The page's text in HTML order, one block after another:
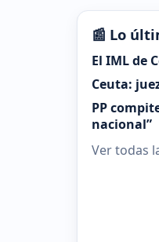
📰 Lo
El IML de
Ceuta:
PP
nacional”
Ver todas